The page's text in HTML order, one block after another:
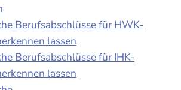
Berufsabschlüsse für HWK-
lassen
Berufsabschlüsse für IHK-
lassen